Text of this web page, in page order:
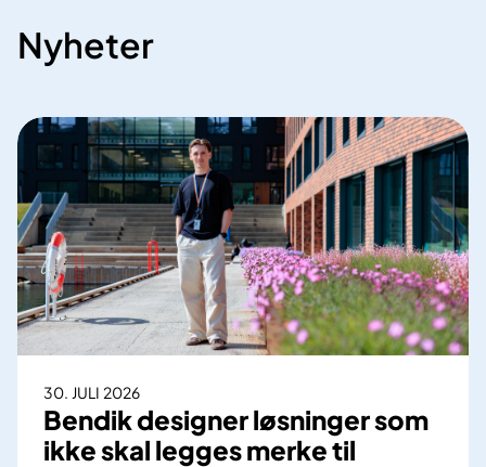
Nyheter
30. JULI 2026
Bendik designer løsninger som
ikke skal legges merke til